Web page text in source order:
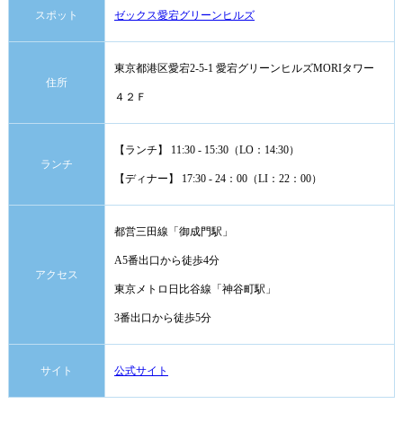
スポット ゼックス愛宕グリーンヒルズ
住所
東京都港区愛宕2-5-1 愛宕グリーンヒルズMORIタワー
４２Ｆ
ランチ
【ランチ】 11:30 - 15:30（LO：14:30）
【ディナー】 17:30 - 24：00（LI：22：00）
アクセス
都営三田線「御成門駅」
A5番出口から徒歩4分
東京メトロ日比谷線「神谷町駅」
3番出口から徒歩5分
サイト 公式サイト